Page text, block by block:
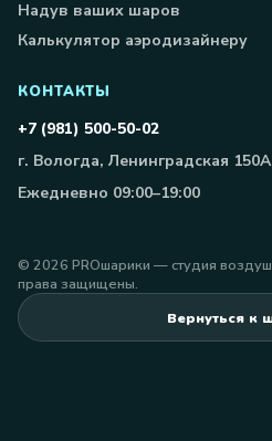
Надув ваших шаров
Калькулятор аэродизайнеру
КОНТАКТЫ
+7 (981) 500-50-02
г. Вологда, Ленинградская 150А
Ежедневно 09:00–19:00
© 2026 PROшарики — студия
права защищены.
Вернуться к